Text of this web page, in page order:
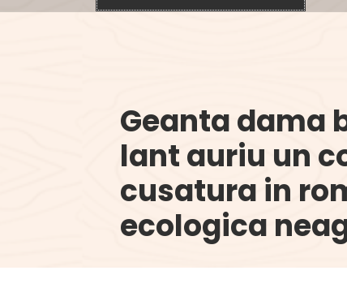
Geanta dama
lant auriu un
cusatura in
ecologica